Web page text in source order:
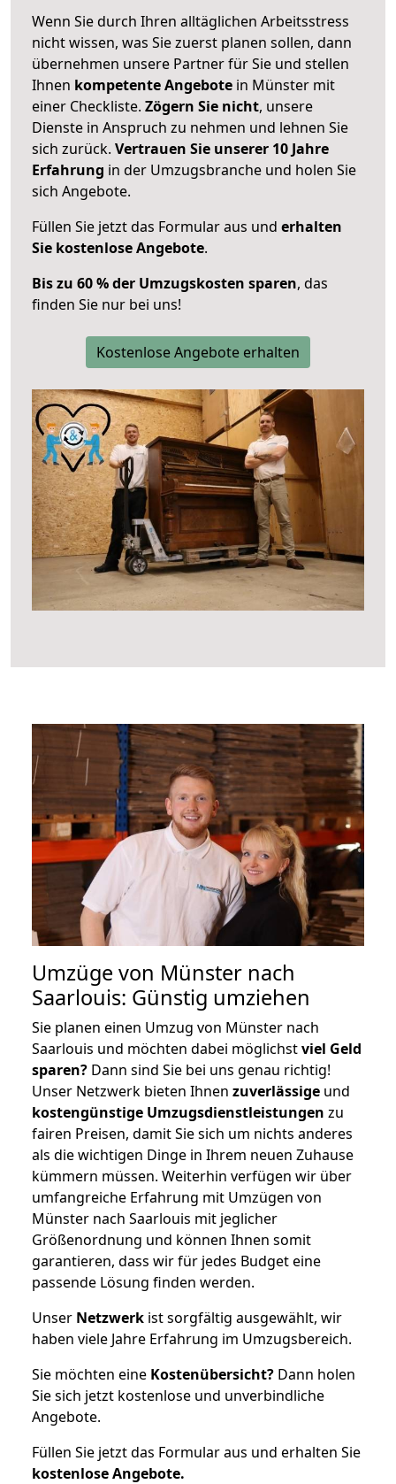
Wenn Sie durch Ihren alltäglichen Arbeitsstress
nicht wissen, was Sie zuerst planen sollen, dann
übernehmen unsere Partner für Sie und stellen
Ihnen kompetente Angebote in Münster mit
einer Checkliste. Zögern Sie nicht, unsere
Dienste in Anspruch zu nehmen und lehnen Sie
sich zurück. Vertrauen Sie unserer 10 Jahre
Erfahrung in der Umzugsbranche und holen Sie
sich Angebote.
Füllen Sie jetzt das Formular aus und erhalten
Sie kostenlose Angebote.
Bis zu 60 % der Umzugskosten sparen, das
finden Sie nur bei uns!
Kostenlose Angebote erhalten
Umzüge von Münster nach
Saarlouis: Günstig umziehen
Sie planen einen Umzug von Münster nach
Saarlouis und möchten dabei möglichstviel Geld
sparen? Dann sind Sie bei uns genau richtig!
Unser Netzwerk bieten Ihnen zuverlässige und
kostengünstige Umzugsdienstleistungen zu
fairen Preisen, damit Sie sich um nichts anderes
als die wichtigen Dinge in Ihrem neuen Zuhause
kümmern müssen. Weiterhin verfügen wir über
umfangreiche Erfahrung mit Umzügen von
Münster nach Saarlouis mit jeglicher
Größenordnung und können Ihnen somit
garantieren, dass wir für jedes Budget eine
passende Lösung finden werden.
Unser Netzwerk ist sorgfältig ausgewählt, wir
haben viele Jahre Erfahrung im Umzugsbereich.
Sie möchten eine Kostenübersicht? Dann holen
Sie sich jetzt kostenlose und unverbindliche
Angebote.
Füllen Sie jetzt das Formular aus und erhalten Sie
kostenloseAngebote.